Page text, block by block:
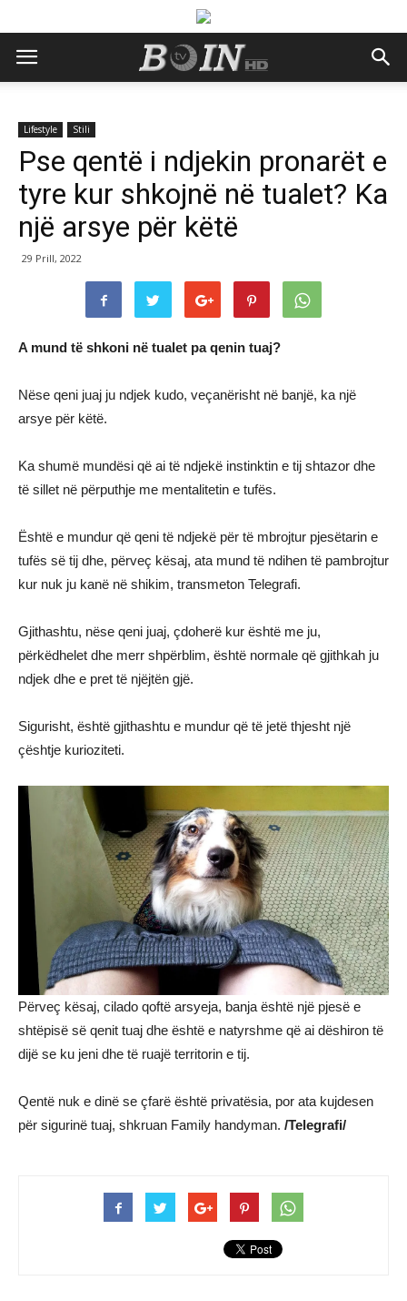
Lifestyle Stili
Pse qentë i ndjekin pronarët e
tyre kur shkojnë në tualet? Ka
një arsye për këtë
29 Prill, 2022
A mund të shkoni në tualet pa qenin tuaj?
Nëse qeni juaj ju ndjek kudo, veçanërisht në banjë, ka një
arsye për këtë.
Ka shumë mundësi që ai të ndjekë instinktin e tij shtazor dhe
të sillet në përputhje me mentalitetin e tufës.
Është e mundur që qeni të ndjekë për të mbrojtur pjesëtarin e
tufës së tij dhe, përveç kësaj, ata mund të ndihen të pambrojtur
kur nuk ju kanë në shikim, transmeton Telegrafi.
Gjithashtu, nëse qeni juaj, çdoherë kur është me ju,
përkëdhelet dhe merr shpërblim, është normale që gjithkah ju
ndjek dhe e pret të njëjtën gjë.
Sigurisht, është gjithashtu e mundur që të jetë thjesht një
çështje kurioziteti.
Përveç kësaj, cilado qoftë arsyeja, banja është një pjesë e
shtëpisë së qenit tuaj dhe është e natyrshme që ai dëshiron të
dijë se ku jeni dhe të ruajë territorin e tij.
Qentë nuk e dinë se çfarë është privatësia, por ata kujdesen
për sigurinë tuaj, shkruan Family handyman. /Telegrafi/